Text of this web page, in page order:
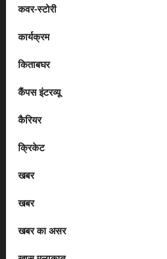
कवर-स्टोरी
कार्यक्रम
किताबघर
कैंपस इंटरव्यू
कैरियर
क्रिकेट
खबर
खबर
खबर का असर